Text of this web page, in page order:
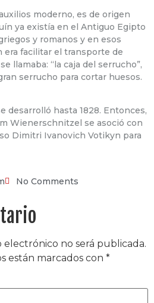
moderno, es de origen
ya existía en el Antiguo Egipto
y romanos y en esos
facilitar el transporte de
llamaba: “la caja del serrucho”,
serrucho para cortar huesos.⁣
desarrolló hasta 1828. Entonces,
Wienerschnitzel se asoció con
Dimitri Ivanovich Votikyn para
No Comments
no será publicada.
están marcados con *